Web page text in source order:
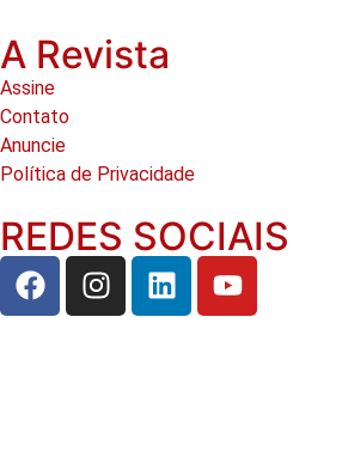
A Revista
Assine
Contato
Anuncie
Política de Privacidade
REDES SOCIAIS